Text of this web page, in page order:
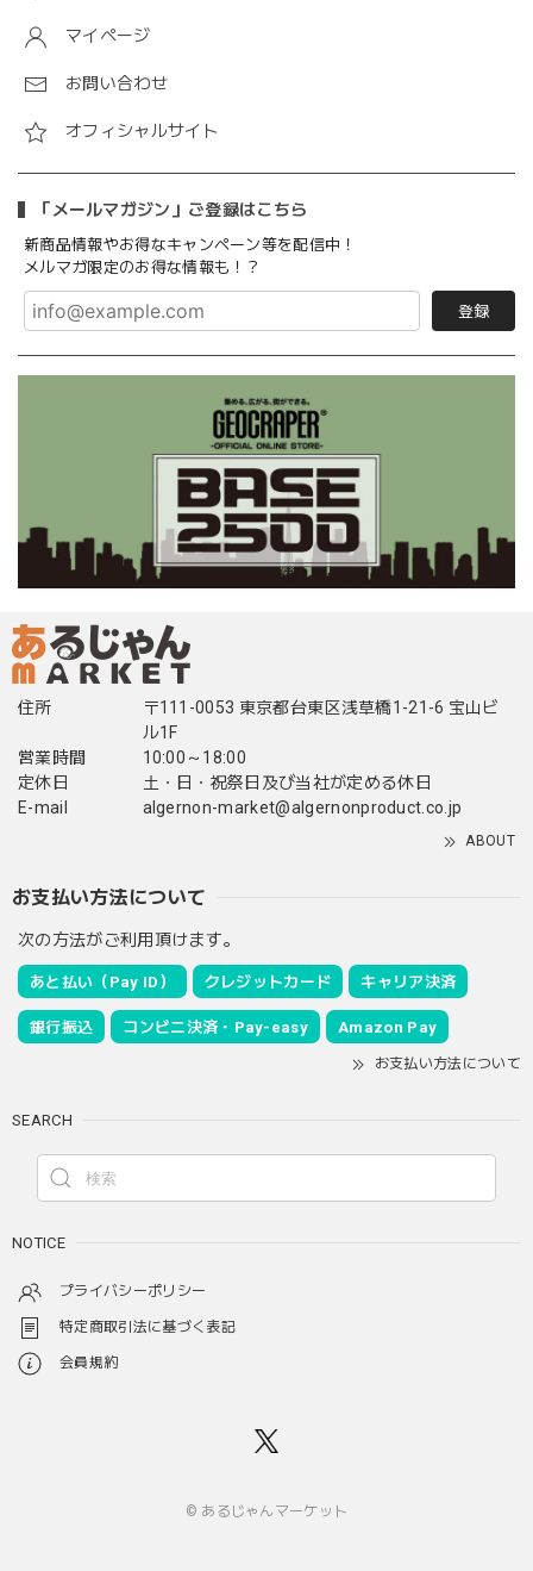
マイページ
お問い合わせ
オフィシャルサイト
「メールマガジン」ご登録はこちら
新商品情報やお得なキャンペーン等を配信中！
メルマガ限定のお得な情報も！？
登録
住所
〒111-0053 東京都台東区浅草橋1-21-6 宝山ビ
ル1F
営業時間
10:00～18:00
定休日
土・日・祝祭日及び当社が定める休日
E-mail
algernon-market@algernonproduct.co.jp
ABOUT
お支払い方法について
次の方法がご利用頂けます。
あと払い（Pay ID） クレジットカード キャリア決済
銀行振込 コンビニ決済・Pay-easy Amazon Pay
お支払い方法について
SEARCH
NOTICE
プライバシーポリシー
特定商取引法に基づく表記
会員規約
© あるじゃんマーケット